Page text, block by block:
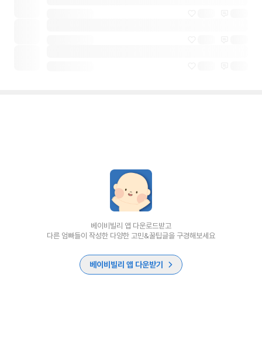
베이비빌리 앱 다운로드받고
다른 엄빠들이 작성한 다양한 고민&꿀팁글을 구경해보세요
베이비빌리 앱 다운받기